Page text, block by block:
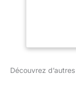
Découvrez